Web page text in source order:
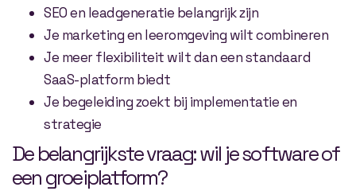
SEO en leadgeneratie belangrijk zijn
Je marketing en leeromgeving wilt combineren
Je meer flexibiliteit wilt dan een standaard
SaaS-platform biedt
Je begeleiding zoekt bij implementatie en
strategie
De belangrijkste vraag: wil je software of
een groeiplatform?